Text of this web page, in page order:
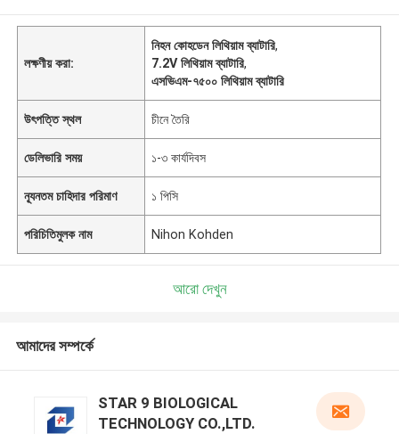
লক্ষণীয় করা:
নিহন কোহডেন লিথিয়াম ব্যাটারি,
7.2V লিথিয়াম ব্যাটারি,
এসভিএম-৭৫০০ লিথিয়াম ব্যাটারি
উৎপত্তি স্থল চীনে তৈরি
ডেলিভারি সময় ১-৩ কার্যদিবস
ন্যূনতম চাহিদার পরিমাণ ১ পিসি
পরিচিতিমুলক নাম Nihon Kohden
আরো দেখুন
আমাদের সম্পর্কে
STAR 9 BIOLOGICAL
TECHNOLOGY CO.,LTD.